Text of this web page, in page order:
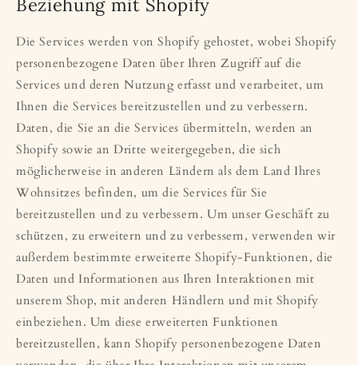
Beziehung mit Shopify
Die Services werden von Shopify gehostet, wobei Shopify
personenbezogene Daten über Ihren Zugriff auf die
Services und deren Nutzung erfasst und verarbeitet, um
Ihnen die Services bereitzustellen und zu verbessern.
Daten, die Sie an die Services übermitteln, werden an
Shopify sowie an Dritte weitergegeben, die sich
möglicherweise in anderen Ländern als dem Land Ihres
Wohnsitzes befinden, um die Services für Sie
bereitzustellen und zu verbessern. Um unser Geschäft zu
schützen, zu erweitern und zu verbessern, verwenden wir
außerdem bestimmte erweiterte Shopify-Funktionen, die
Daten und Informationen aus Ihren Interaktionen mit
unserem Shop, mit anderen Händlern und mit Shopify
einbeziehen. Um diese erweiterten Funktionen
bereitzustellen, kann Shopify personenbezogene Daten